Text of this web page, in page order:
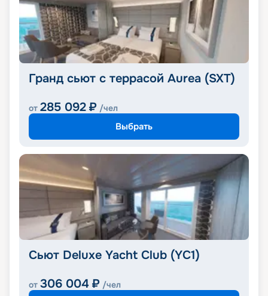
Гранд сьют с террасой Aurea (SXT)
от 285 092 ₽ /чел
Выбрать
Сьют Deluxe Yacht Club (YC1)
от 306 004 ₽ /чел